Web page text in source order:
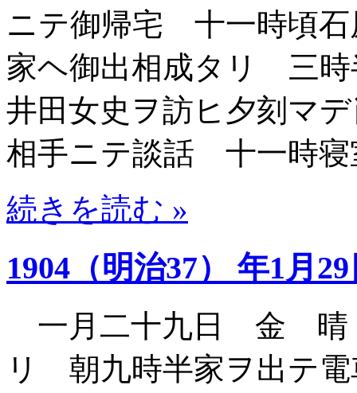
ニテ御帰宅 十一時頃
家ヘ御出相成タリ 三時
井田女史ヲ訪ヒ夕刻マ
相手ニテ談話 十一時寝
続きを読む »
1904（明治37） 年1月
一月二十九日 金 晴
リ 朝九時半家ヲ出テ